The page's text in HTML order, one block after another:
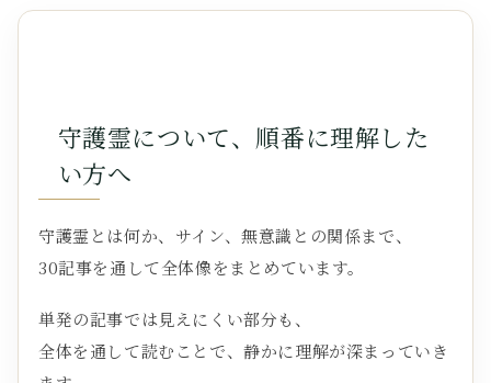
守護霊について、順番に理解した
い方へ
守護霊とは何か、サイン、無意識との関係まで、
30記事を通して全体像をまとめています。
単発の記事では見えにくい部分も、
全体を通して読むことで、静かに理解が深まっていき